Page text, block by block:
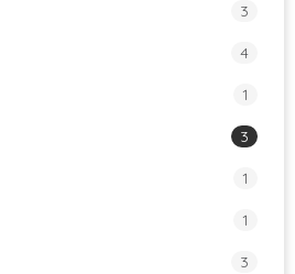
3
4
1
3
1
1
3